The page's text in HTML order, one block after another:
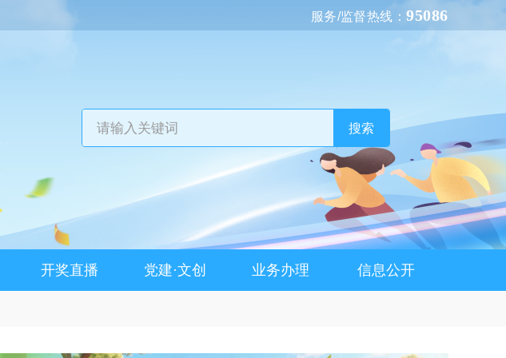
服务/监督热线：95086
搜索
开奖直播 党建·文创 业务办理 信息公开